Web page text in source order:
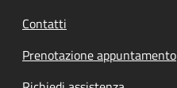
Contatti
Prenotazione appuntamento